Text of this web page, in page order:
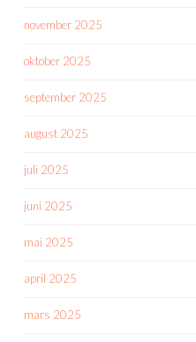
november 2025
oktober 2025
september 2025
august 2025
juli 2025
juni 2025
mai 2025
april 2025
mars 2025